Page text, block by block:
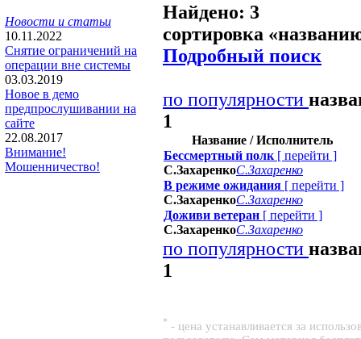
Новости и статьи
10.11.2022
Снятие ограничений на
операции вне системы
03.03.2019
Новое в демо
предпрослушивании на
сайте
22.08.2017
Внимание!
Мошенничество!
Найдено: 3
сортировка «
Подробный поиск
по популярности
1
Название / Исполнитель
Бессмертный полк [ перейти ]
С.ЗахаренкоС.Захаренко
В режиме ожидания [ перейти ]
С.ЗахаренкоС.Захаренко
Доживи ветеран [ перейти ]
С.ЗахаренкоС.Захаренко
по популярности
1
* - цена устанавливается за